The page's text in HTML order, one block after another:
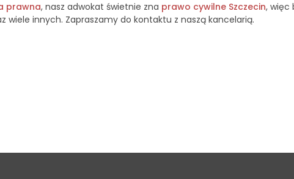
prawna, nasz adwokat świetnie zna prawo cywilne Szczecin, więc
wiele innych. Zapraszamy do kontaktu z naszą kancelarią.